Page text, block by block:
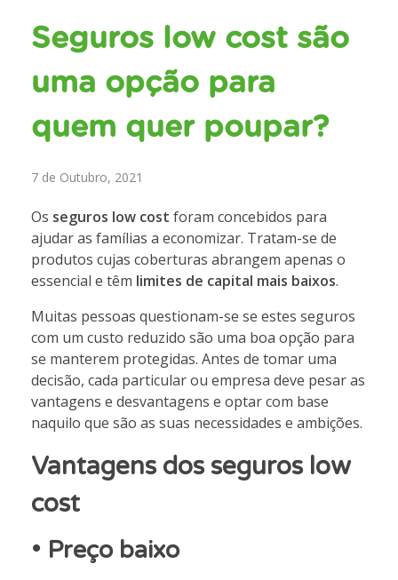
Seguros low cost são
uma opção para
quem quer poupar?
7 de Outubro, 2021
Os seguros low cost foram concebidos para
ajudar as famílias a economizar. Tratam-se de
produtos cujas coberturas abrangem apenas o
essencial e têm limites de capital mais baixos.
Muitas pessoas questionam-se se estes seguros
com um custo reduzido são uma boa opção para
se manterem protegidas. Antes de tomar uma
decisão, cada particular ou empresa deve pesar as
vantagens e desvantagens e optar com base
naquilo que são as suas necessidades e ambições.
Vantagens dos seguros low
cost
• Preço baixo